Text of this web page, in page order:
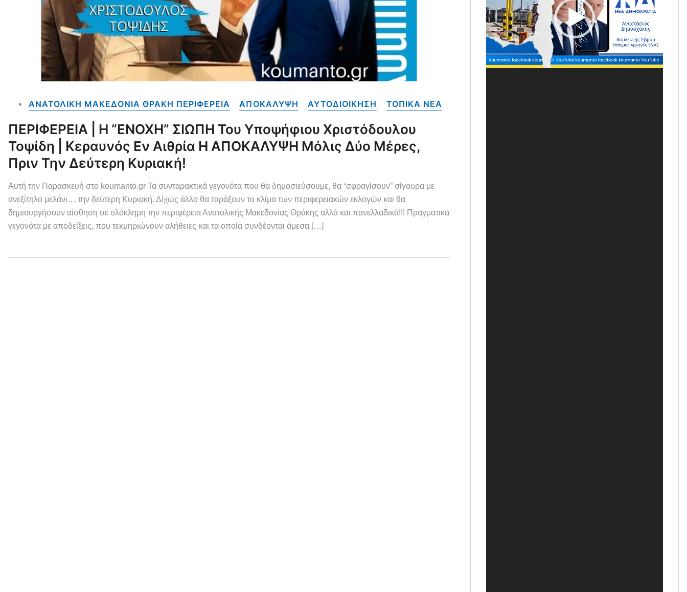
ΑΝΑΤΟΛΙΚΗ ΜΑΚΕΔΟΝΙΑ ΘΡΑΚΗ ΠΕΡΙΦΕΡΕΙΑ ΑΠΟΚΑΛΥΨΗ ΑΥΤΟΔΙΟΙΚΗΣΗ ΤΟΠΙΚΑ NEA
ΠΕΡΙΦΕΡΕΙΑ | Η “ΕΝΟΧΗ” ΣΙΩΠΗ Του Υποψήφιου Χριστόδουλου
Τοψίδη | Κεραυνός Εν Αιθρία Η ΑΠΟΚΑΛΥΨΗ Μόλις Δύο Μέρες,
Πριν Την Δεύτερη Κυριακή!
Αυτή την Παρασκευή στο koumanto.gr Τα συνταρακτικά γεγονότα που θα δημοσιεύσουμε, θα “σφραγίσουν” σίγουρα με
ανεξίτηλο μελάνι… την δεύτερη Κυριακή. Δίχως άλλο θα ταράξουν το κλίμα των περιφερειακών εκλογών και θα
δημιουργήσουν αίσθηση σε ολόκληρη την περιφέρεια Ανατολικής Μακεδονίας Θράκης αλλά και πανελλαδικά!!! Πραγματικά
γεγονότα με αποδείξεις, που τεκμηριώνουν αλήθειες και τα οποία συνδέονται άμεσα […]